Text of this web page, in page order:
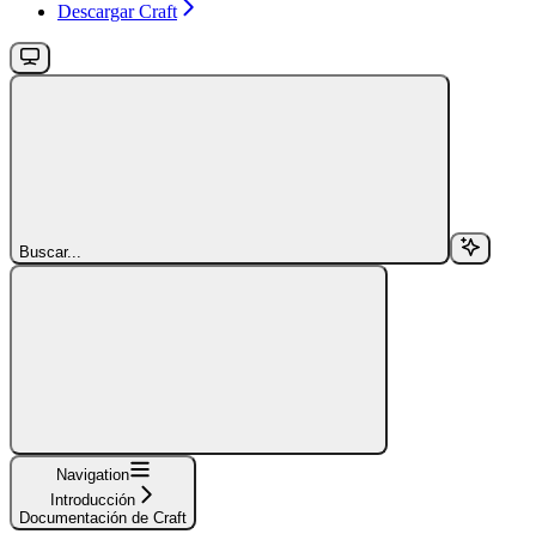
Descargar Craft
Buscar...
Navigation
Introducción
Documentación de Craft